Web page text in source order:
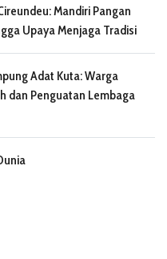
Mandiri Pangan
Upaya Menjaga Tradisi
Adat Kuta: Warga
dan Penguatan Lembaga